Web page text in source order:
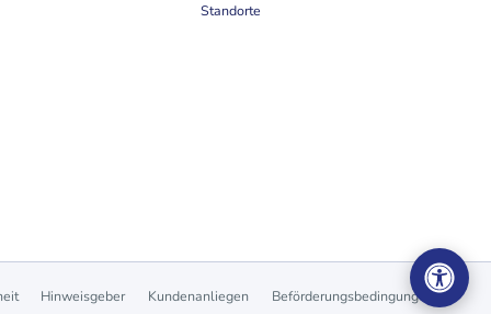
Standorte
Hinweisgeber Kundenanliegen Beförderungsbedingungen